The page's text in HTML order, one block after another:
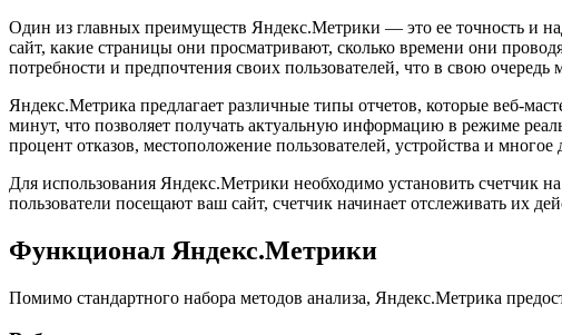
Один из главных преимуществ Яндекс.Метрики — это ее точность и
сайт, какие страницы они просматривают, сколько времени они
потребности и предпочтения своих пользователей, что в свою
Яндекс.Метрика предлагает различные типы отчетов, которые веб-
минут, что позволяет получать актуальную информацию в режиме
процент отказов, местоположение пользователей, устройства и многое
Для использования Яндекс.Метрики необходимо установить счетчик
пользователи посещают ваш сайт, счетчик начинает отслеживать их
Функционал Яндекс.Метрики
Помимо стандартного набора методов анализа, Яндекс.Метрика